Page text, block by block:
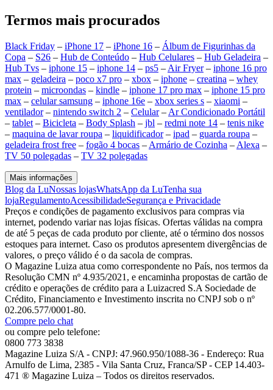
Termos mais procurados
Black Friday – iPhone 17 – iPhone 16 – Álbum de Figurinhas da
Copa – S26 – Hub de Conteúdo – Hub Celulares – Hub Geladeira –
Hub Tvs – iphone 15 – iphone 14 – ps5 – Air Fryer– iphone 16 pro
max – geladeira – poco x7 pro – xbox – iphone – creatina – whey
protein – microondas – kindle – iphone 17 pro max – iphone 15 pro
max – celular samsung – iphone 16e – xbox series s – xiaomi –
ventilador– nintendo switch 2 – Celular– Ar Condicionado Portátil
– tablet – Bicicleta – Body Splash – jbl – redmi note 14 – tenis nike
– maquina de lavar roupa – liquidificador– ipad – guarda roupa –
geladeira frost free – fogão 4 bocas – Armário de Cozinha – Alexa –
TV 50 polegadas – TV 32 polegadas
Mais informações
Blog da LuNossas lojasWhatsApp da LuTenha sua
lojaRegulamentoAcessibilidadeSegurança e Privacidade
Preços e condições de pagamento exclusivos para compras via
internet, podendo variar nas lojas físicas. Ofertas válidas na compra
de até 5 peças de cada produto por cliente, até o término dos nossos
estoques para internet. Caso os produtos apresentem divergências de
valores, o preço válido é o da sacola de compras.
O Magazine Luiza atua como correspondente no País, nos termos da
Resolução CMN nº 4.935/2021, e encaminha propostas de cartão de
crédito e operações de crédito para a Luizacred S.A Sociedade de
Crédito, Financiamento e Investimento inscrita no CNPJ sob o nº
02.206.577/0001-80.
Compre pelo chat
ou compre pelo telefone:
0800 773 3838
Magazine Luiza S/A - CNPJ: 47.960.950/1088-36 - Endereço: Rua
Arnulfo de Lima, 2385 - Vila Santa Cruz, Franca/SP - CEP 14.403-
471 ® Magazine Luiza – Todos os direitos reservados.